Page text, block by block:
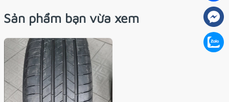
Sản phẩm bạn vừa xem